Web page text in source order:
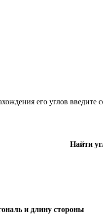
его углов введите
Найти
и длину стороны